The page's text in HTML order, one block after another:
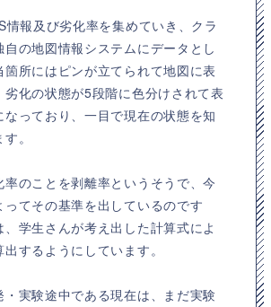
情報及び劣化率を集めていき、クラ
自の地図情報システムにデータとし
箇所にはピンが立てられて地図に表
化の状態が5段階に色分けされて表
っており、一目で現在の状態を知
。
率のことを剥離率というそうで、今
ってその基準を出しているのです
学生さんが考え出した計算式によ
するようにしています。
・実験途中である現在は、まだ実験